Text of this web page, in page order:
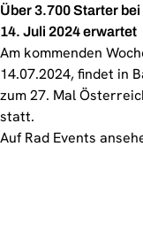
Über 3.700 Starter
14. Juli 2024 erwartet
Am kommenden
14.07.2024, findet in
zum 27. Mal
statt.
Auf Rad Events